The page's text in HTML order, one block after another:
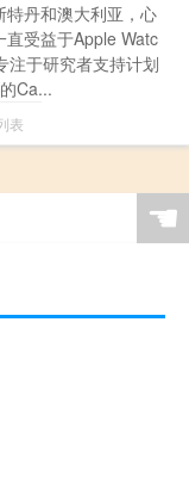
特丹和澳大利亚，心
直受益于Apple Watc
注于研究者支持计划
Ca...
表
☚